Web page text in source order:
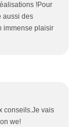
!Pour
aussi des
immense plaisir
conseils.Je vais
we!